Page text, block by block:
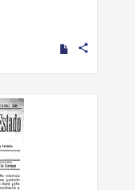
share